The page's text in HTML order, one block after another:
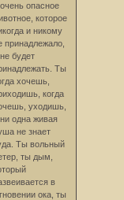
опасное
которое
и никому
принадлежало,
будет
Ты
хочешь,
когда
уходишь,
одна живая
не знает
Ты вольный
ты дым,
в
ока, ты